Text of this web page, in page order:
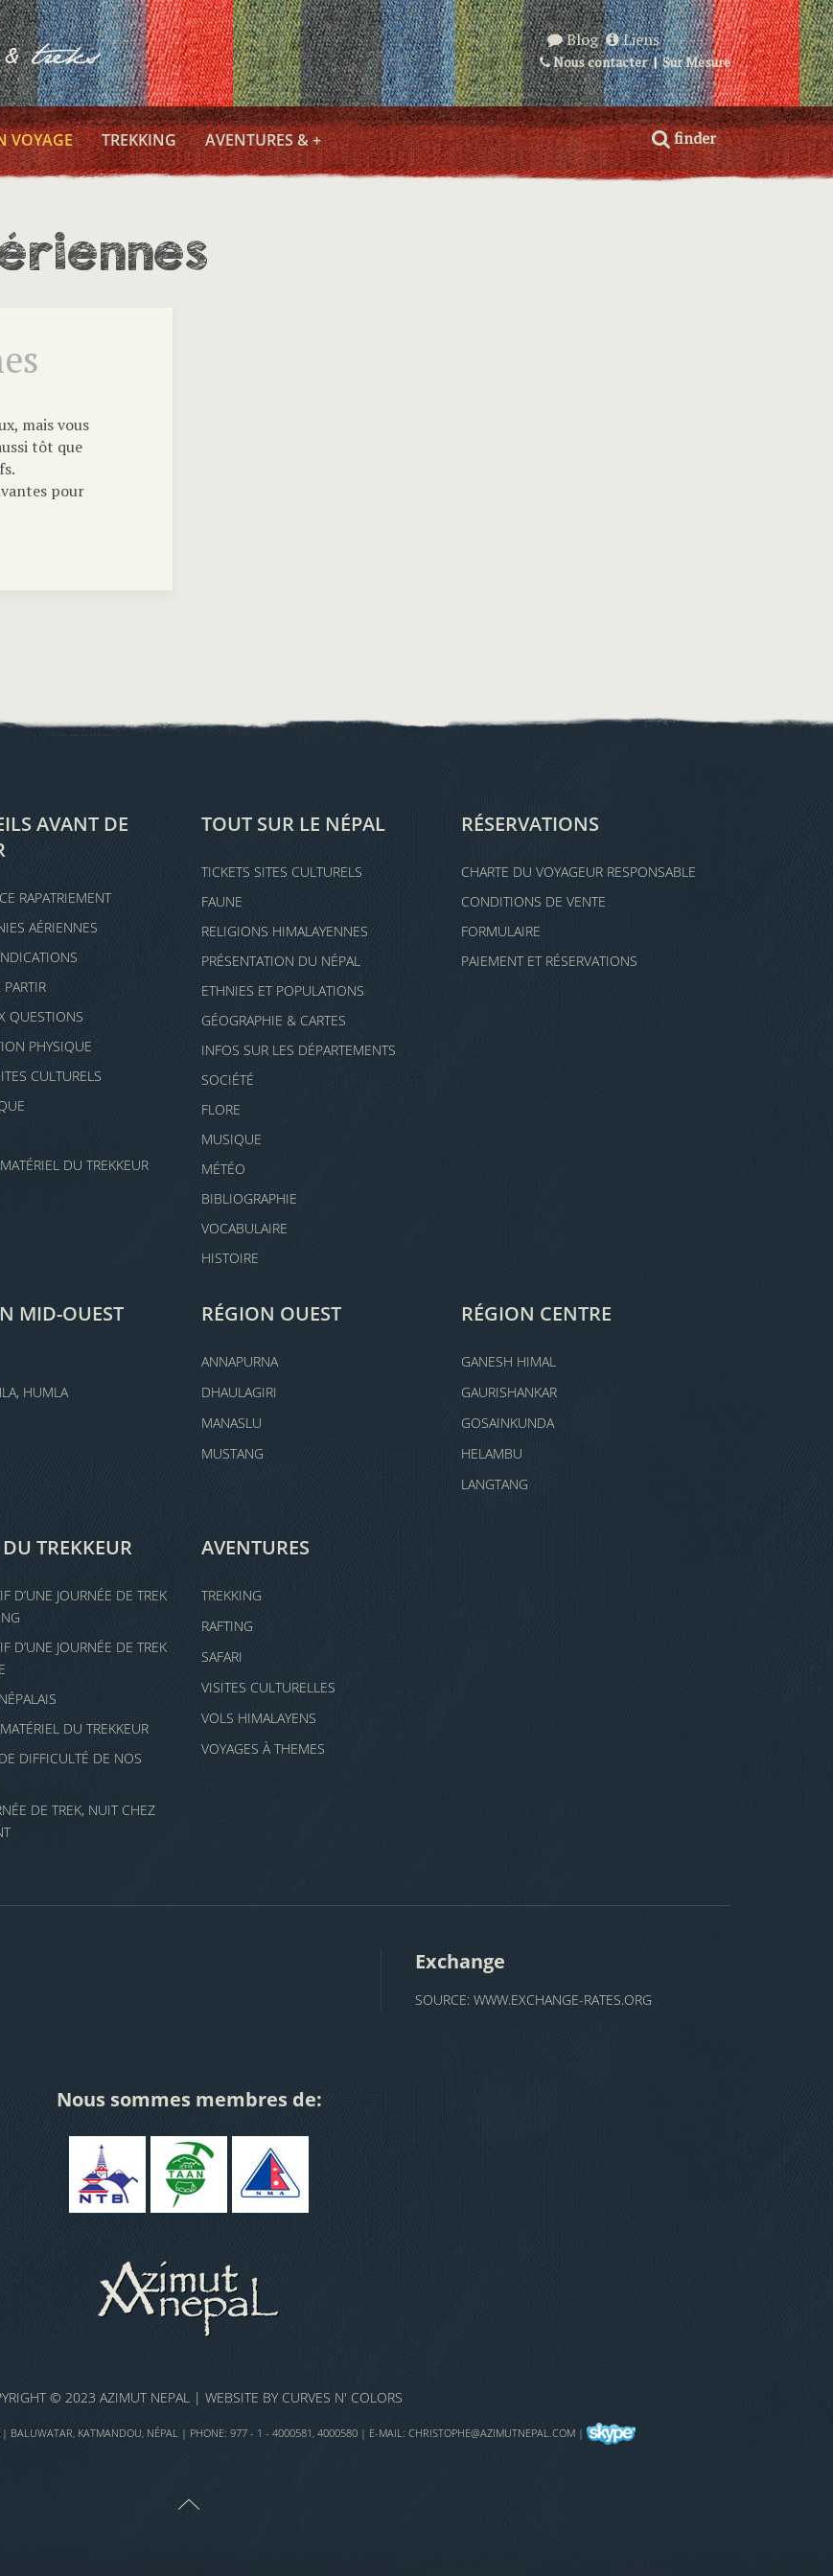
Blog Liens
Nous contacter|Sur Mesure
VOYAGE TREKKING AVENTURES & + finder
mais vous
tôt que
pour
AVANT DE
RAPATRIEMENT
AÉRIENNES
QUESTIONS
PHYSIQUE
CULTURELS
DU TREKKEUR
TOUT SUR LE NÉPAL
TICKETS SITES CULTURELS
FAUNE
RELIGIONS HIMALAYENNES
PRÉSENTATION DU NÉPAL
ETHNIES ET POPULATIONS
GÉOGRAPHIE & CARTES
INFOS SUR LES DÉPARTEMENTS
SOCIÉTÉ
FLORE
MUSIQUE
MÉTÉO
BIBLIOGRAPHIE
VOCABULAIRE
HISTOIRE
RÉSERVATIONS
CHARTE DU VOYAGEUR RESPONSABLE
CONDITIONS DE VENTE
FORMULAIRE
PAIEMENT ET RÉSERVATIONS
MID-OUEST
HUMLA
RÉGION OUEST
ANNAPURNA
DHAULAGIRI
MANASLU
MUSTANG
RÉGION CENTRE
GANESH HIMAL
GAURISHANKAR
GOSAINKUNDA
HELAMBU
LANGTANG
TREKKEUR
D’UNE JOURNÉE DE TREK
D’UNE JOURNÉE DE TREK
DU TREKKEUR
DIFFICULTÉ DE NOS
DE TREK, NUIT CHEZ
AVENTURES
TREKKING
RAFTING
SAFARI
VISITES CULTURELLES
VOLS HIMALAYENS
VOYAGES À THEMES
Exchange
SOURCE: WWW.EXCHANGE-RATES.ORG
Nous sommes membres de:
© 2023 AZIMUT NEPAL | WEBSITE BYCURVES N' COLORS
BALUWATAR, KATMANDOU, NÉPAL | PHONE: 977 - 1 - 4000581, 4000580 | E-MAIL: CHRISTOPHE@AZIMUTNEPAL.COM |